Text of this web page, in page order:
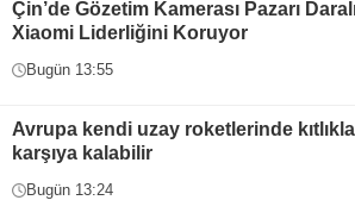
Çin’de Gözetim Kamerası Pazarı
Xiaomi Liderliğini Koruyor
Bugün 13:55
Avrupa kendi uzay roketlerinde
karşıya kalabilir
Bugün 13:24